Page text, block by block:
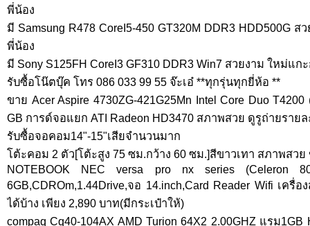
พี่น้อง
มี Samsung R478 CoreI5-450 GT320M DDR3 HDD500G
พี่น้อง
มี Sony S125FH CoreI3 GF310 DDR3 Win7 สวยงาม ใหม่แ
รับซื้อโน๊ตบุ๊ค โทร 086 033 99 55 จ๊ะเอ๋ **ทุกรุ่นทุกยี่ห้อ **
ขาย Acer Aspire 4730ZG-421G25Mn Intel Core Duo
GB การด์จอแยก ATI Radeon HD3470 สภาพสวย ดูรูถ่ายราย
รับซื้อจอคอม14"-15"เสียจำนวนมาก
โต้ะคอม 2 ตัว[โต้ะสูง 75 ซม.กว้าง 60 ซม.]สีขาวเทา สภาพสวย
NOTEBOOK NEC versa pro nx series (Celeron
6GB,CDROm,1.44Drive,จอ 14.inch,Card Reader Wifi เครื่
ได้บ้าง เพียง 2,890 บาท(มีกระเป๋าให้)
compaq Cq40-104AX AMD Turion 64X2 2.00GHZ แรม